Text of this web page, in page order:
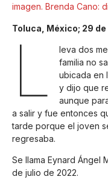
imagen. Brenda Cano:
Toluca, México; 29
L
leva dos
familia no
ubicada en
y dijo que
aunque
a salir y fue entonces
tarde porque el joven
regresaba.
Se llama Eynard Ángel
de julio de 2022.